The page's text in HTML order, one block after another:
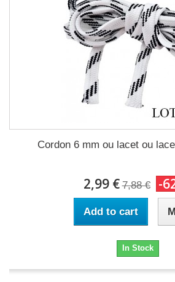
Cordon 6 mm ou lacet ou
2,99 € 7,88 € -
Add to cart
In Stock